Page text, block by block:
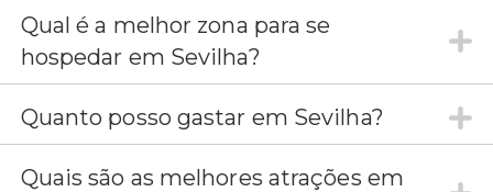
Qual é a melhor zona para se
hospedar em Sevilha?
Quanto posso gastar em Sevilha?
Quais são as melhores atrações em